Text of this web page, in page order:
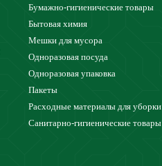
Бумажно-гигиенические товары
Бытовая химия
Мешки для мусора
Одноразовая посуда
Одноразовая упаковка
Пакеты
Расходные материалы для уборки
Санитарно-гигиенические товары